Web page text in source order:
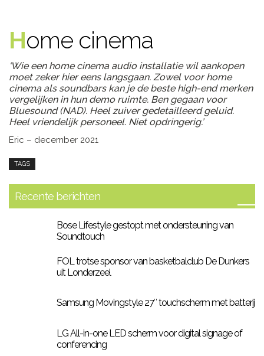
Home cinema
‘Wie een home cinema audio installatie wil aankopen
moet zeker hier eens langsgaan. Zowel voor home
cinema als soundbars kan je de beste high-end merken
vergelijken in hun demo ruimte. Ben gegaan voor
Bluesound (NAD). Heel zuiver gedetailleerd geluid.
Heel vriendelijk personeel. Niet opdringerig.’
Eric – december 2021
TAGS
Recente berichten
Bose Lifestyle gestopt met ondersteuning van
Soundtouch
FOL trotse sponsor van basketbalclub De Dunkers
uit Londerzeel
Samsung Movingstyle 27″ touchscherm met batterij
LG All-in-one LED scherm voor digital signage of
conferencing